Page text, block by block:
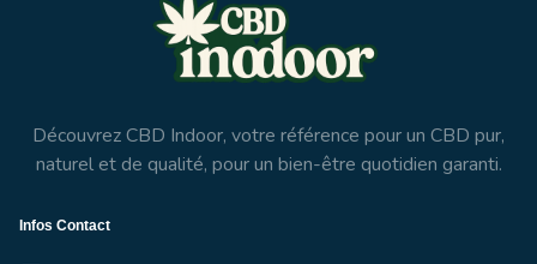
Découvrez CBD Indoor, votre référence pour un CBD pur,
naturel et de qualité, pour un bien-être quotidien garanti.
Infos Contact